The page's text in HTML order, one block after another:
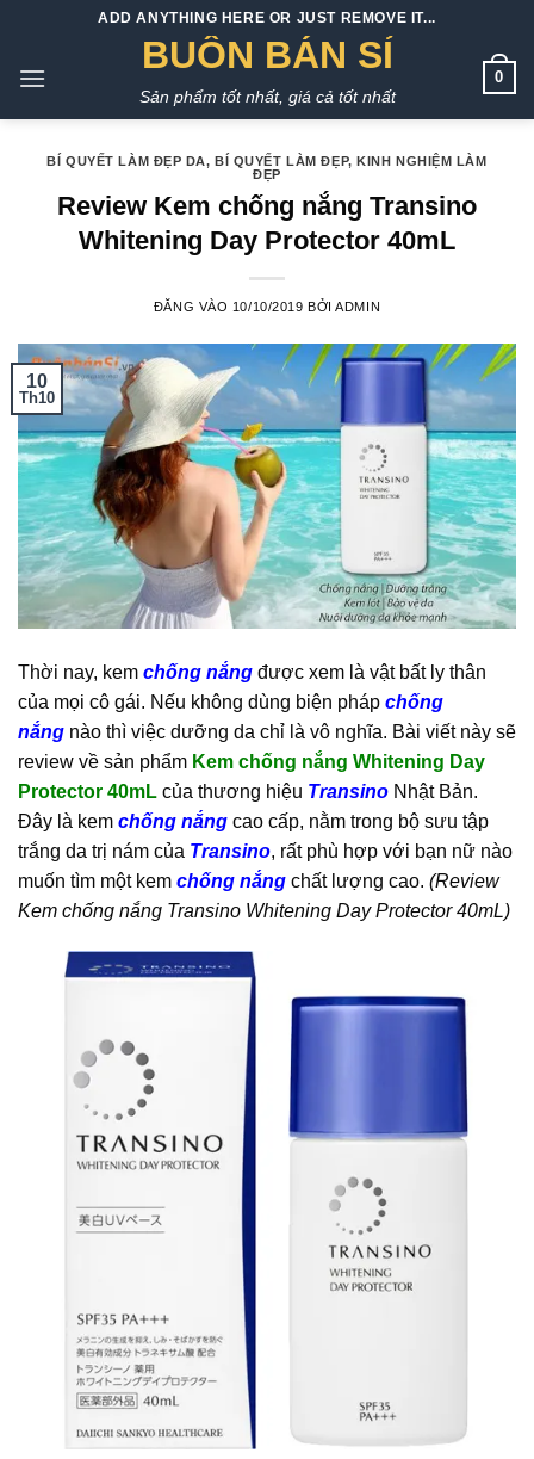
nội
ADD ANYTHING HERE OR JUST REMOVE IT...
BUÔN BÁN SỈ
Sản phẩm tốt nhất, giá cả tốt nhất
0
BÍ QUYẾT LÀM ĐẸP DA,BÍ QUYẾT LÀM ĐẸP,KINH NGHIỆM LÀM
ĐẸP
Review Kem chống nắng Transino
Whitening Day Protector 40mL
ĐĂNG VÀO 10/10/2019 BỞIADMIN
10
Th10
Thời nay, kem chống nắng được xem là vật bất ly thân
của mọi cô gái. Nếu không dùng biện pháp chống
nắng nào thì việc dưỡng da chỉ là vô nghĩa. Bài viết này sẽ
review về sản phẩm Kem chống nắng Whitening Day
Protector 40mL của thương hiệu Transino Nhật Bản.
Đây là kem chống nắng cao cấp, nằm trong bộ sưu tập
trắng da trị nám của Transino, rất phù hợp với bạn nữ nào
muốn tìm một kem chống nắng chất lượng cao. (Review
Kem chống nắng Transino Whitening Day Protector 40mL)